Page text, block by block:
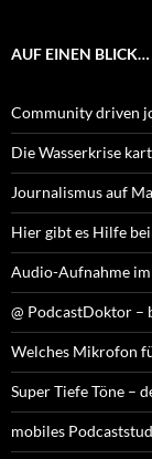
AUF EINEN BLICK…
Community driven
Die Wasserkrise
Journalismus auf
Hier gibt es Hilfe
Audio-Aufnahme
@ PodcastDoktor –
Welches Mikrofon
Super Tiefe Töne –
mobiles